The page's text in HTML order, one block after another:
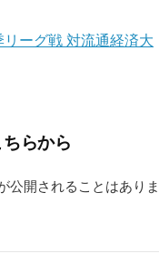
ーグ戦 対流通経済大
らから
公開されることはありま